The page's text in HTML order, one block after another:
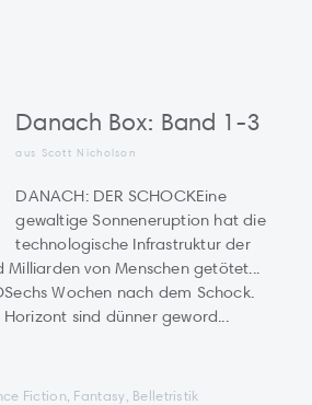
Danach Box: Band 1-3
aus Scott Nicholson
DANACH: DER SCHOCKEine
gewaltige Sonneneruption hat die
technologische Infrastruktur der
Milliarden von Menschen getötet...
Wochen nach dem Schock.
sind dünner geword...
Fiction, Fantasy, Belletristik